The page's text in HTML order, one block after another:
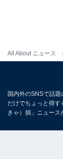
All About ニュース
国内外のSNSで話
だけでちょっと得す
きゃ）損」ニュース